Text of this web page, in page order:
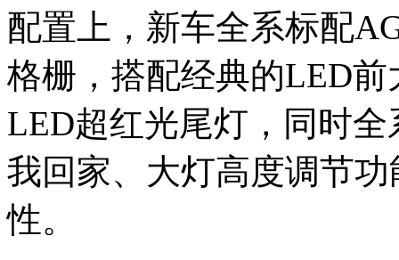
配置上，新车全系标配
格栅，搭配经典的LED
LED超红光尾灯，同时
我回家、大灯高度调节
性。